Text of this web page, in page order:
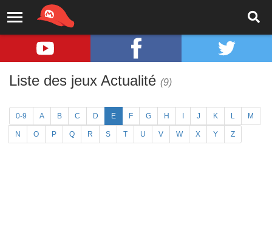
Liste des jeux Actualité (9)
0-9 A B C D E F G H J K L M
N O P Q R S T U V W X Y Z